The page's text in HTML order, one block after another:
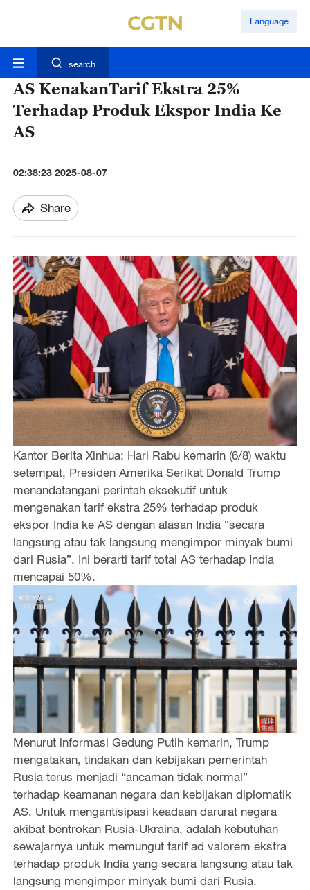
Language
search
AS KenakanTarif Ekstra 25%
Terhadap Produk Ekspor India Ke
AS
02:38:23 2025-08-07
Share
Kantor Berita Xinhua: Hari Rabu kemarin (6/8) waktu
setempat, Presiden Amerika Serikat Donald Trump
menandatangani perintah eksekutif untuk
mengenakan tarif ekstra 25% terhadap produk
ekspor India ke AS dengan alasan India “secara
langsung atau tak langsung mengimpor minyak bumi
dari Rusia”. Ini berarti tarif total AS terhadap India
mencapai 50%.
Menurut informasi Gedung Putih kemarin, Trump
mengatakan, tindakan dan kebijakan pemerintah
Rusia terus menjadi “ancaman tidak normal”
terhadap keamanan negara dan kebijakan diplomatik
AS. Untuk mengantisipasi keadaan darurat negara
akibat bentrokan Rusia-Ukraina, adalah kebutuhan
sewajarnya untuk memungut tarif ad valorem ekstra
terhadap produk India yang secara langsung atau tak
langsung mengimpor minyak bumi dari Rusia.